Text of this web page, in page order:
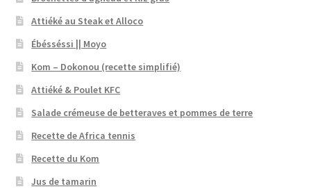
Attiéké au Steak et Alloco
Ébésséssi || Moyo
Kom – Dokonou (recette simplifié)
Attiéké & Poulet KFC
Salade crémeuse de betteraves et pommes de terre
Recette de Africa tennis
Recette du Kom
Jus de tamarin